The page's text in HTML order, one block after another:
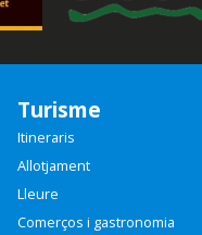
Turisme
Itineraris
Allotjament
Lleure
Comerços i gastronomia